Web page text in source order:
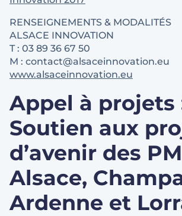
RENSEIGNEMENTS & MODALITÉS
ALSACE INNOVATION
T : 03 89 36 67 50
M : contact@alsaceinnovation.eu
www.alsaceinnovation.eu
Appel à projets
Soutien aux
d’avenir des
Alsace,
Ardenne et